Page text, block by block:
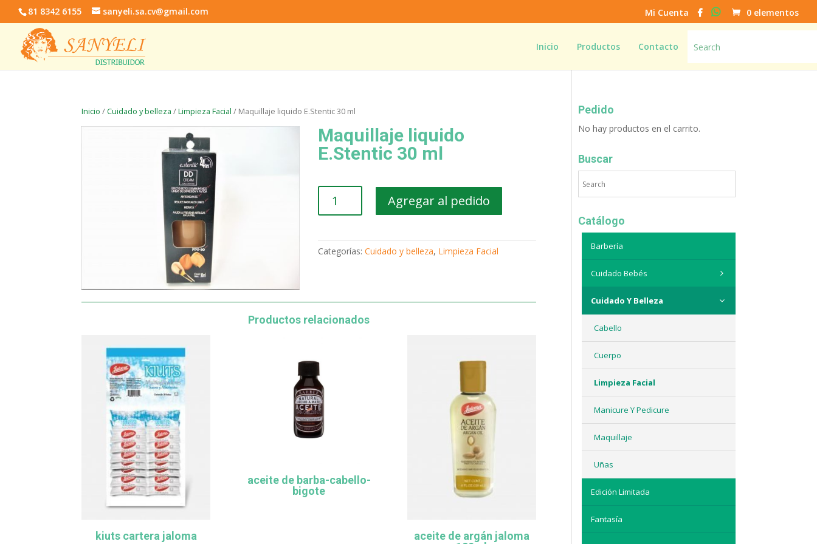
81 8342 6155 sanyeli.sa.cv@gmail.com Mi Cuenta 0 elementos
Inicio Productos Contacto
Inicio /Cuidado y belleza /Limpieza Facial / Maquillaje liquido E.Stentic 30 ml
Maquillaje liquido
E.Stentic 30 ml
liquido
ml
Agregar al pedido
Categorías: Cuidado y belleza, Limpieza Facial
Productos relacionados
kiuts cartera jaloma
aceite de barba-cabello-
bigote
aceite de argán jaloma
Pedido
No hay productos en el carrito.
Buscar
Catálogo
Barbería
Cuidado Bebés
Cuidado Y Belleza
Cabello
Cuerpo
Limpieza Facial
Manicure Y Pedicure
Maquillaje
Uñas
Edición Limitada
Fantasía